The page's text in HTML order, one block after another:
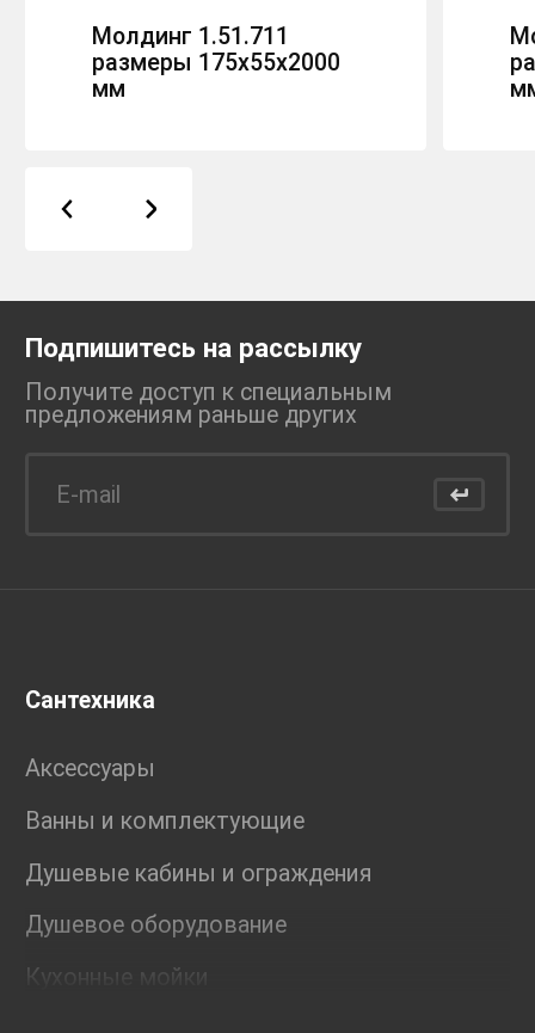
Молдинг 1.51.711
размеры 175х55х2000
мм
Подпишитесь на рассылку
Получите доступ к специальным
предложениям раньше других
Сантехника
Аксессуары
Ванны и комплектующие
Душевые кабины и ограждения
Душевое оборудование
Кухонные мойки